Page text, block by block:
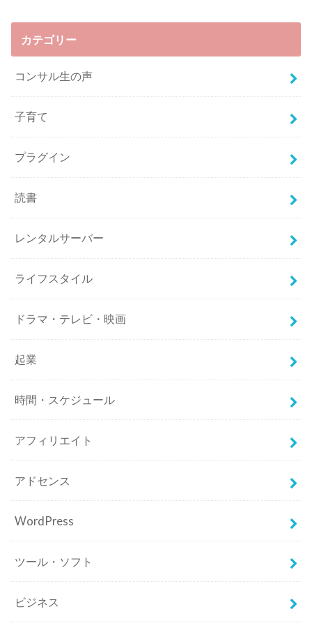
カテゴリー
コンサル生の声
子育て
プラグイン
読書
レンタルサーバー
ライフスタイル
ドラマ・テレビ・映画
起業
時間・スケジュール
アフィリエイト
アドセンス
WordPress
ツール・ソフト
ビジネス